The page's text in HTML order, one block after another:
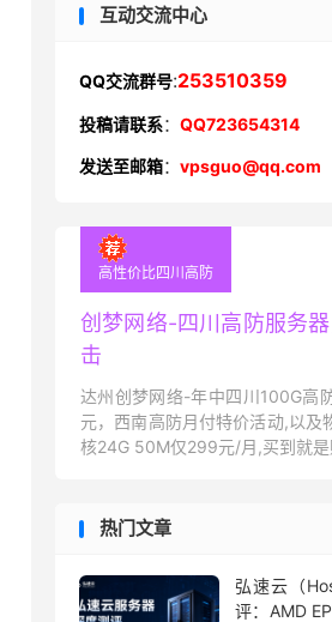
互动交流中心
QQ交流群号:253510359
投稿请联系： QQ723654314
发送至邮箱： vpsguo@qq.com
高性价比四川高防
创梦网络-四川高防服务
击
达州创梦网络-年中四川100G高
元，西南高防月付特价活动,以及
核24G 50M仅299元/月,买到就是
热门文章
弘速云（
评：AMD